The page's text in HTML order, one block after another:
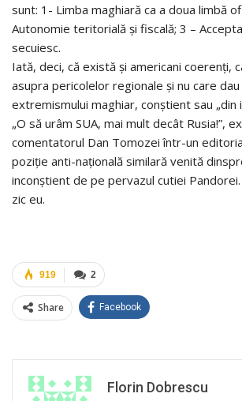
sunt: 1- Limba maghiară ca a doua limbă
Autonomie teritorială şi fiscală; 3 –
secuiesc.
Iată, deci, că există şi americani coerenţi,
asupra pericolelor regionale şi nu care
extremismului maghiar, conştient sau „din
„O să urâm SUA, mai mult decât Rusia!”,
comentatorul Dan Tomozei într-un
poziţie anti-naţională similară venită
inconştient de pe pervazul cutiei
zic eu.
2
919
Share Facebook
Florin Dobrescu